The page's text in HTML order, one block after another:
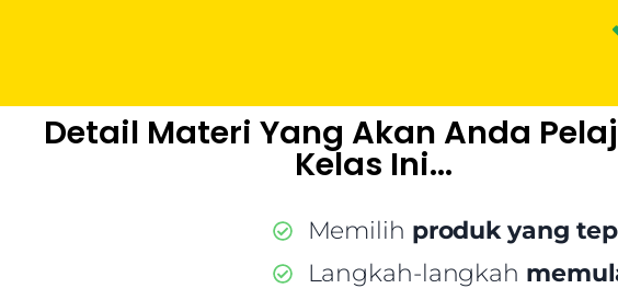
Detail Materi Yang Akan Anda
Kelas Ini...
Memilih produk yang
Langkah-langkah